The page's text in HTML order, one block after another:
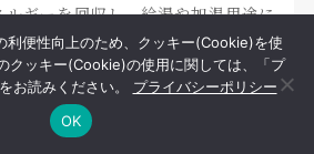
ギーを回収し、給湯や加温用途に
。
につきましては、下記をご覧くだ
利便性向上のため、クッキー(Cookie)を使
クッキー(Cookie)の使用に関しては、「プ
お読みください。 プライバシーポリシー
OK